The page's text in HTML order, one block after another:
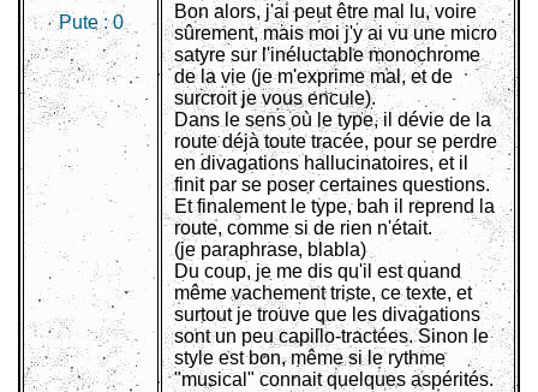
Pute :0
Bon alors, j'ai peut être mal lu, voire
sûrement, mais moi j'y ai vu une micro
satyre sur l'inéluctable monochrome
de la vie (je m'exprime mal, et de
surcroit je vous encule).
Dans le sens où le type, il dévie de la
route déjà toute tracée, pour se perdre
en divagations hallucinatoires, et il
finit par se poser certaines questions.
Et finalement le type, bah il reprend la
route, comme si de rien n'était.
(je paraphrase, blabla)
Du coup, je me dis qu'il est quand
même vachement triste, ce texte, et
surtout je trouve que les divagations
sont un peu capillo-tractées. Sinon le
style est bon, même si le rythme
"musical" connait quelques aspérités.